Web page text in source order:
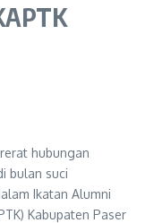
hubungan
bulan suci
Ikatan Alumni
Kabupaten Paser